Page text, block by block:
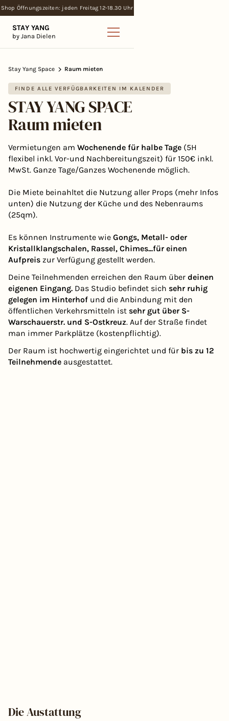
Shop Öffnungszeiten: jeden Freitag 12-18.30 Uhr
STAY YANG
by Jana Dielen
Stay Yang Space Raum mieten
FINDE ALLE VERFÜGBARKEITEN IM KALENDER
STAY YANG SPACE
Raum mieten
Vermietungen am Wochenende für halbe Tage (5H
flexibel inkl. Vor-und Nachbereitungszeit) für 150€ inkl.
MwSt. Ganze Tage/Ganzes Wochenende möglich.
Die Miete beinahltet die Nutzung aller Props (mehr Infos
unten) die Nutzung der Küche und des Nebenraums
(25qm).
Es können Instrumente wie Gongs, Metall- oder
Kristallklangschalen, Rassel, Chimes...für einen
Aufpreis zur Verfügung gestellt werden.
Deine Teilnehmenden erreichen den Raum über deinen
eigenen Eingang. Das Studio befindet sich sehr ruhig
gelegen im Hinterhof und die Anbindung mit den
öffentlichen Verkehrsmitteln ist sehr gut über S-
Warschauerstr. und S-Ostkreuz. Auf der Straße findet
man immer Parkplätze (kostenpflichtig).
Der Raum ist hochwertig eingerichtet und für bis zu 12
Teilnehmende ausgestattet.
Die Austattung